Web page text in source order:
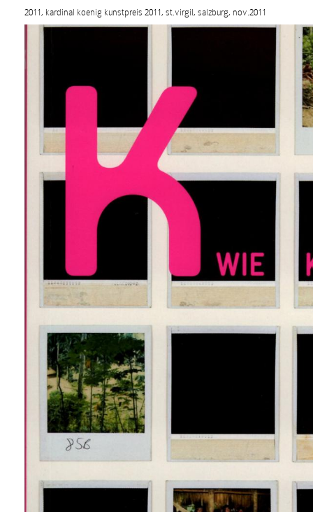
2011, kardinal koenig kunstpreis 2011, st.virgil, salzburg, nov.2011